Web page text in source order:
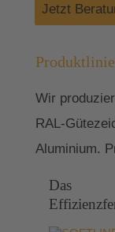
Jetzt
Wir
RAL-
Aluminium.
Das